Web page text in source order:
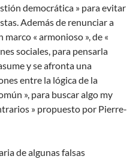
democrática » para evitar
Además de renunciar a
« armonioso », de «
sociales, para pensarla
y se afronta una
entre la lógica de la
», para buscar algo my
» propuesto por Pierre-
de algunas falsas